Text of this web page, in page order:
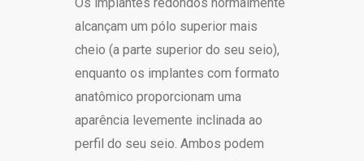
alcançam um pólo superior mais
cheio (a parte superior do seu seio),
enquanto os implantes com formato
anatômico proporcionam uma
aparência levemente inclinada ao
perfil do seu seio. Ambos podem